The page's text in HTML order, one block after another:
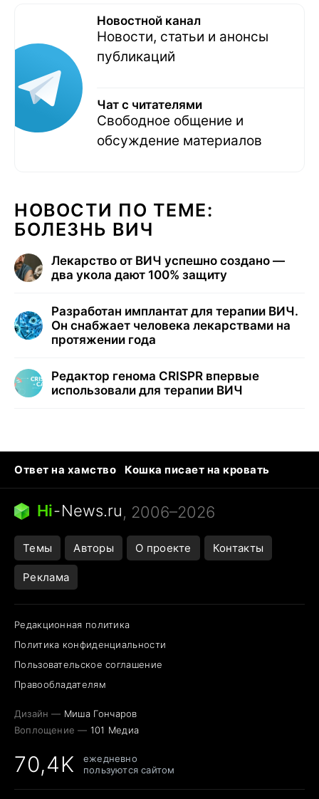
Новостной канал
Новости, статьи и анонсы
публикаций
Чат с читателями
Свободное общение и
обсуждение материалов
НОВОСТИ ПО ТЕМЕ:
БОЛЕЗНЬ ВИЧ
Лекарство от ВИЧ успешно создано —
два укола дают 100% защиту
Разработан имплантат для терапии ВИЧ.
Он снабжает человека лекарствами на
протяжении года
Редактор генома CRISPR впервые
использовали для терапии ВИЧ
Ответ на хамство
Кошка писает на кровать
Тунцы в океанариуме
Следующая пандемия
Ядовитые пауки России
Открытие в Google Maps
Hi-News.ru, 2006–2026
Темы Авторы О проекте Контакты
Реклама
Редакционная политика
Политика конфиденциальности
Пользовательское соглашение
Правообладателям
Дизайн — Миша Гончаров
Воплощение — 101 Медиа
70,4K
ежедневно
пользуются сайтом